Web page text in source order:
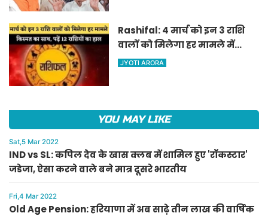
Rashifal: 4 मार्च को इन 3 राशि
वालों को मिलेगा हर मामले में
किस्मत का साथ, पढ़ें 12 राशियों का
JYOTI ARORA
YOU MAY LIKE
Sat,5 Mar 2022
IND vs SL: कपिल देव के खास क्लब में शामिल हुए 'रॉकस्टार'
जडेजा, ऐसा करने वाले बने मात्र दूसरे भारतीय
Fri,4 Mar 2022
Old Age Pension: हरियाणा में अब साढ़े तीन लाख की वार्षिक